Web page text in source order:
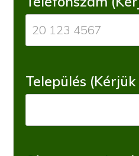
Település